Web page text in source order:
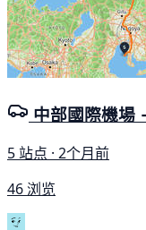
中部國際機場
5 站点 · 2个月前
46 浏览